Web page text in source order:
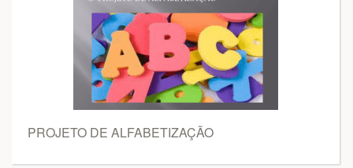
PROJETO DE ALFABETIZAÇÃO